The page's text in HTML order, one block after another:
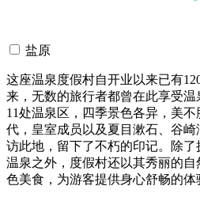
盐原
这座温泉度假村自开业以来已有
来，无数的旅行者都曾在此享受
11处温泉区，四季景色各异，美
代，皇室成员以及夏目漱石、谷崎
访此地，留下了不朽的印记。除
温泉之外，度假村还以其秀丽的
色美食，为游客提供身心舒畅的体